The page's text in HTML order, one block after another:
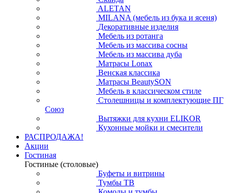
ALETAN
MILANA (мебель из бука и ясеня)
Декоративные изделия
Мебель из ротанга
Мебель из массива сосны
Мебель из массива дуба
Матрасы Lonax
Венская классика
Матрасы BeautySON
Мебель в классическом стиле
Столешницы и комплектующие ПГ
Союз
Вытяжки для кухни ELIKOR
Кухонные мойки и смесители
РАСПРОДАЖА!
Акции
Гостиная
Гостиные (столовые)
Буфеты и витрины
Тумбы ТВ